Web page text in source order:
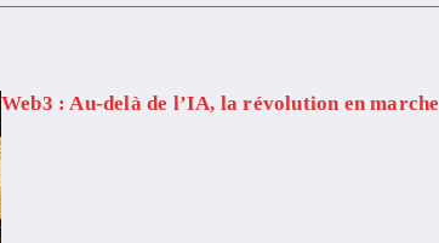
Web3 : Au-delà de l’IA, la révolution en marche